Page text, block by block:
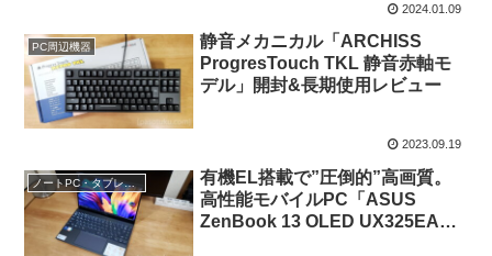
2024.01.09
PC周辺機器
静音メカニカル「ARCHISS
ProgresTouch TKL 静音赤軸モ
デル」開封&長期使用レビュー
2023.09.19
ノートPC・タブレットPC
有機EL搭載で”圧倒的”高画質。
高性能モバイルPC「ASUS
ZenBook 13 OLED UX325EA」